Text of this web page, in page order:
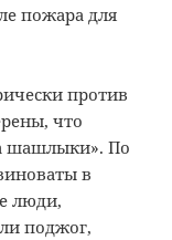
пожара для
против
что
шашлыки». По
в
люди,
поджог,